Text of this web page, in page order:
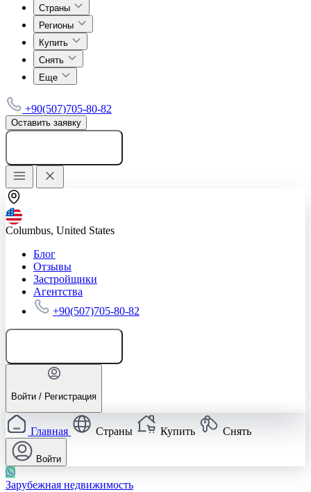
Страны
Регионы
Купить
Снять
Еще
+90(507)705-80-82
Оставить заявку
Columbus, United States
Блог
Отзывы
Застройщики
Агентства
+90(507)705-80-82
Войти / Регистрация
Главная Страны Купить Снять
Войти
Зарубежная недвижимость